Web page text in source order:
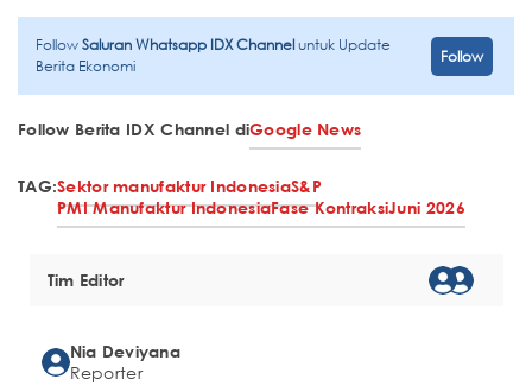
FollowSaluran Whatsapp IDX Channeluntuk Update
Berita Ekonomi
Follow
Follow Berita IDX Channel diGoogle News
TAG:Sektor manufaktur IndonesiaS&P
PMI Manufaktur IndonesiaFase KontraksiJuni 2026
Tim Editor
Nia Deviyana
Reporter